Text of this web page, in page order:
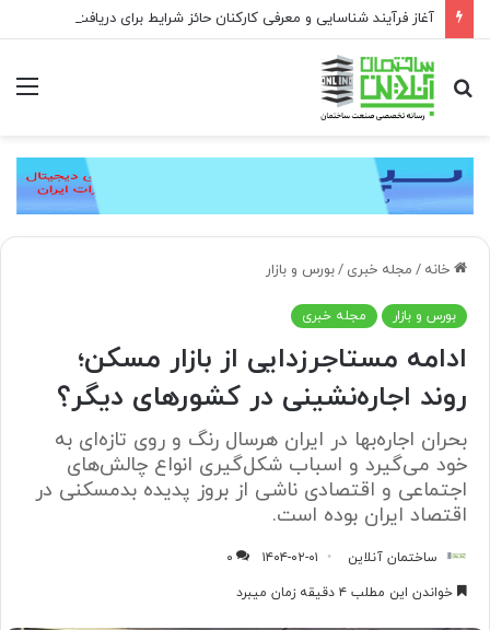
جستجو
برای
خانه / مجله خبری /بورس و بازار
بورس و بازار مجله خبری
ادامه مستاجرزدایی از بازار مسکن؛
روند اجاره‌نشینی در کشورهای دیگر؟
بحران اجاره‌بها در ایران هرسال رنگ و روی تازه‌ای به
خود می‌گیرد و اسباب شکل‌گیری انواع چالش‌های
اجتماعی و اقتصادی ناشی از بروز پدیده بدمسکنی در
اقتصاد ایران بوده است.
ساختمان آنلاین ۱۴۰۴-۰۲-۰۱
۰
خواندن این مطلب ۴ دقیقه زمان میبرد